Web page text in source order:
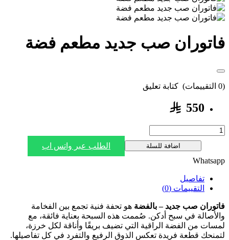
فاتوران صب جديد مطعم فضة
(0 التقييمات) كتابة تعليق
550
اضافة للسلة
الطلب عبر واتس اب
Whatsapp
تفاصيل
التقييمات (0)
فاتوران صب جديد – بالفضة هو تحفة فنية تجمع بين الفخامة
والأصالة في سبح أدكن. صُممت هذه السبحة بعناية فائقة، مع
لمسات من الفضة الراقية التي تضيف بريقًا وأناقة لكل خرزة،
لتمنحك قطعة فريدة تعكس الذوق الرفيع والتفرد في كل تفاصيلها.